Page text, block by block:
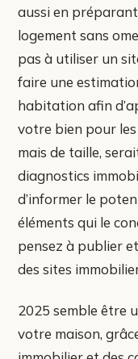
aussi en
logement sans
pas à utiliser un
faire une
habitation afin
votre bien pour
mais de taille,
diagnostics
d’informer le
éléments qui le
pensez à publier
des sites
2025 semble être
votre maison,